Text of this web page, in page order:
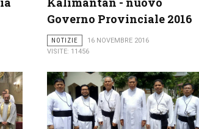
Governo Provinciale 2016
NOTIZIE
16 NOVEMBRE 2016
VISITE: 11456